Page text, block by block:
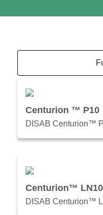
Centurion ™ P10
DISAB Centurion™
Centurion™ LN10
DISAB Centurion™